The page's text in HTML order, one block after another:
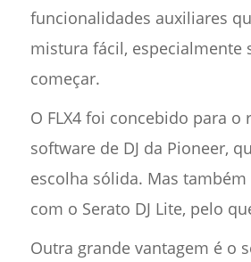
funcionalidades auxiliares
mistura fácil, especialmente
começar.
O FLX4 foi concebido para o
software de DJ da Pioneer,
escolha sólida. Mas
com o Serato DJ Lite, pelo
Outra grande vantagem é o